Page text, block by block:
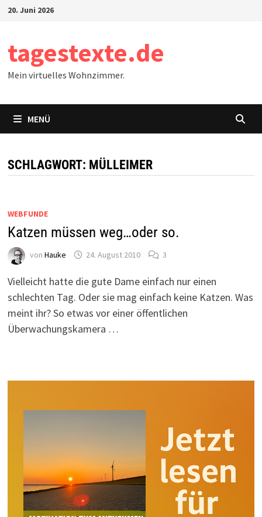
Zum20. Juni 2026
tagestexte.de
Mein virtuelles Wohnzimmer.
MENÜ
SCHLAGWORT: MÜLLEIMER
WEBFUNDE
Katzen müssen weg…oder so.
von Hauke 24. August 2010 3
Vielleicht hatte die gute Dame einfach nur einen
schlechten Tag. Oder sie mag einfach keine Katzen. Was
meint ihr? So etwas vor einer öffentlichen
Überwachungskamera …